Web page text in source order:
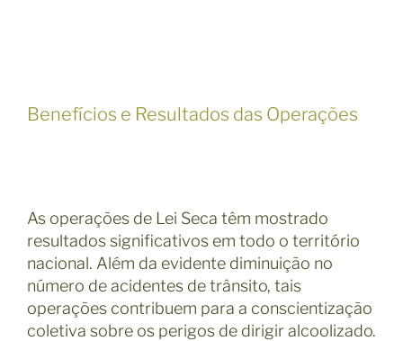
Benefícios e Resultados das Operações
As operações de Lei Seca têm mostrado
resultados significativos em todo o território
nacional. Além da evidente diminuição no
número de acidentes de trânsito, tais
operações contribuem para a conscientização
coletiva sobre os perigos de dirigir alcoolizado.